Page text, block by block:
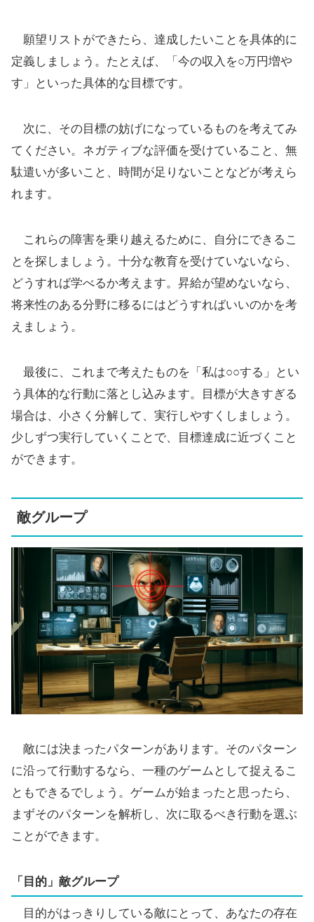
願望リストができたら、達成したいことを具体的に
定義しましょう。たとえば、「今の収入を○万円増や
す」といった具体的な目標です。
次に、その目標の妨げになっているものを考えてみ
てください。ネガティブな評価を受けていること、無
駄遣いが多いこと、時間が足りないことなどが考えら
れます。
これらの障害を乗り越えるために、自分にできるこ
とを探しましょう。十分な教育を受けていないなら、
どうすれば学べるか考えます。昇給が望めないなら、
将来性のある分野に移るにはどうすればいいのかを考
えましょう。
最後に、これまで考えたものを「私は○○する」とい
う具体的な行動に落とし込みます。目標が大きすぎる
場合は、小さく分解して、実行しやすくしましょう。
少しずつ実行していくことで、目標達成に近づくこと
ができます。
敵グループ
敵には決まったパターンがあります。そのパターン
に沿って行動するなら、一種のゲームとして捉えるこ
ともできるでしょう。ゲームが始まったと思ったら、
まずそのパターンを解析し、次に取るべき行動を選ぶ
ことができます。
「目的」敵グループ
目的がはっきりしている敵にとって、あなたの存在